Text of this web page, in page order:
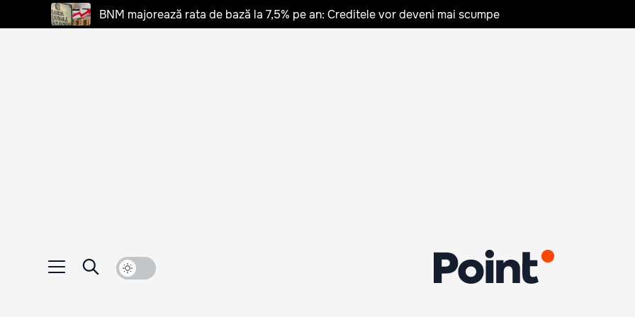
BNM majorează rata de bază la 7,5% pe an: Creditele vor deveni mai scumpe